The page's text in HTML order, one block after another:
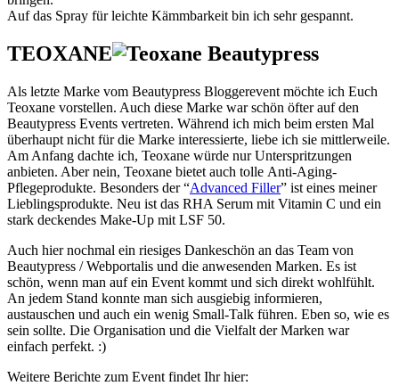
Auf das Spray für leichte Kämmbarkeit bin ich sehr gespannt.
TEOXANE
Als letzte Marke vom Beautypress Bloggerevent möchte ich Euch
Teoxane vorstellen. Auch diese Marke war schön öfter auf den
Beautypress Events vertreten. Während ich mich beim ersten Mal
überhaupt nicht für die Marke interessierte, liebe ich sie mittlerweile.
Am Anfang dachte ich, Teoxane würde nur Unterspritzungen
anbieten. Aber nein, Teoxane bietet auch tolle Anti-Aging-
Pflegeprodukte. Besonders der “Advanced Filler” ist eines meiner
Lieblingsprodukte. Neu ist das RHA Serum mit Vitamin C und ein
stark deckendes Make-Up mit LSF 50.
Auch hier nochmal ein riesiges Dankeschön an das Team von
Beautypress / Webportalis und die anwesenden Marken. Es ist
schön, wenn man auf ein Event kommt und sich direkt wohlfühlt.
An jedem Stand konnte man sich ausgiebig informieren,
austauschen und auch ein wenig Small-Talk führen. Eben so, wie es
sein sollte. Die Organisation und die Vielfalt der Marken war
einfach perfekt. :)
Weitere Berichte zum Event findet Ihr hier: